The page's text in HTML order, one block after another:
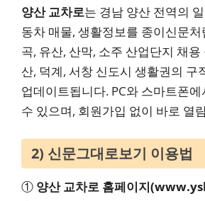
양산 교차로는 경남 양산 전역의
동차 매물, 생활정보를 종이신문
곡, 유산, 산막, 소주 산업단지 채
산, 덕계, 서창 신도시 생활권의 구
업데이트됩니다. PC와 스마트폰
수 있으며, 회원가입 없이 바로 열
2) 신문그대로보기 이용법
① 양산 교차로 홈페이지